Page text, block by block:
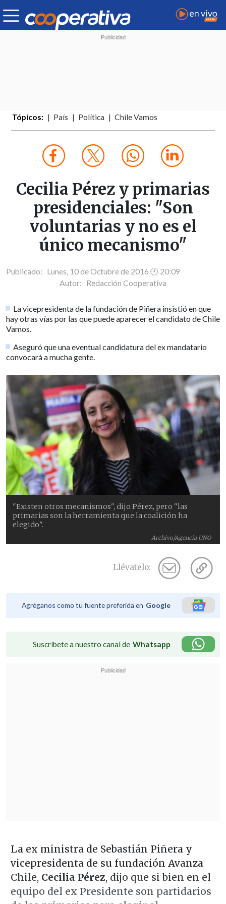
Tópicos: País Política Chile Vamos
Cecilia Pérez y primarias
presidenciales: "Son
voluntarias y no es el
único mecanismo"
Publicado: Lunes, 10 de Octubre de 2016 🕐 20:09
Autor: Redacción Cooperativa
La vicepresidenta de la fundación de Piñera insistió en que
hay otras vías por las que puede aparecer el candidato de Chile
Vamos.
Aseguró que una eventual candidatura del ex mandatario
convocará a mucha gente.
Archivo/Agencia UNO
"Existen otros mecanismos", dijo Pérez, pero "las
primarias son la herramienta que la coalición ha
elegido".
Llévatelo:
Agréganos como tu fuente preferida en Google
Suscríbete a nuestro canal de Whatsapp
La ex ministra de Sebastián Piñera y
vicepresidenta de su fundación Avanza
Chile,Cecilia Pérez, dijo que si bien en el
equipo del ex Presidente son partidarios